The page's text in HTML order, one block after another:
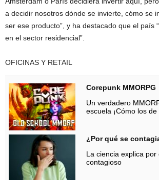
a decidir nosotros dónde se invierte, cómo se
ser ese producto”, y ha destacado que el país
en el sector residencial”.
OFICINAS Y RETAIL
Corepunk MMORPG
Un verdadero
escuela ¡Cómo los
¿Por qué se
La ciencia explica
contagioso